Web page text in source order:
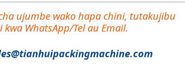
ujumbe wako hapa chini, tutakujibu
WhatsApp/Tel au Email.